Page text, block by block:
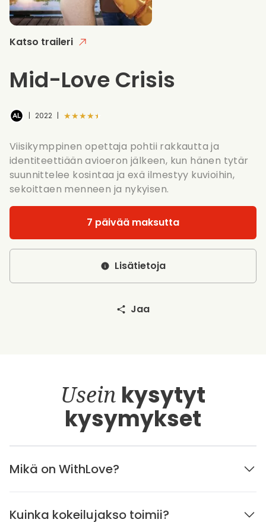
Katso traileri
Mid-Love Crisis
| 2022 | ★★★★★
Viisikymppinen opettaja pohtii rakkautta ja
identiteettiään avioeron jälkeen, kun hänen tytär
suunnittelee kosintaa ja exä ilmestyy kuvioihin,
sekoittaen menneen ja nykyisen.
7 päivää maksutta
Lisätietoja
Jaa
Usein kysytyt
kysymykset
Mikä on WithLove?
Kuinka kokeilujakso toimii?